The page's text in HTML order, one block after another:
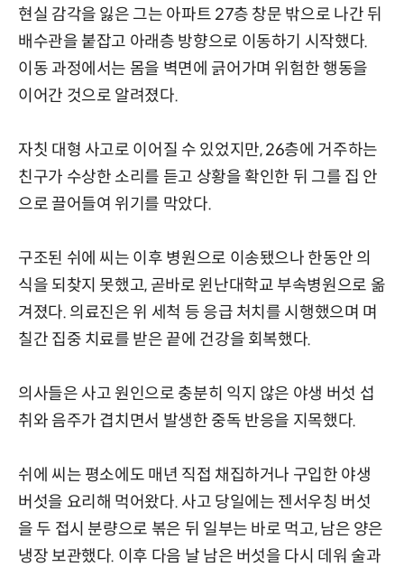
현실 감각을 잃은 그는 아파트 27층 창문 밖으로 나간 뒤
배수관을 붙잡고 아래층 방향으로 이동하기 시작했다.
이동 과정에서는 몸을 벽면에 긁어가며 위험한 행동을
이어간 것으로 알려졌다.
자칫 대형 사고로 이어질 수 있었지만, 26층에 거주하는
친구가 수상한 소리를 듣고 상황을 확인한 뒤 그를 집 안
으로 끌어들여 위기를 막았다.
구조된 쉬에 씨는 이후 병원으로 이송됐으나 한동안 의
식을 되찾지 못했고, 곧바로 윈난대학교 부속병원으로 옮
겨졌다. 의료진은 위 세척 등 응급 처치를 시행했으며 며
칠간 집중 치료를 받은 끝에 건강을 회복했다.
의사들은 사고 원인으로 충분히 익지 않은 야생 버섯 섭
취와 음주가 겹치면서 발생한 중독 반응을 지목했다.
쉬에 씨는 평소에도 매년 직접 채집하거나 구입한 야생
버섯을 요리해 먹어왔다. 사고 당일에는 젠서우칭 버섯
을 두 접시 분량으로 볶은 뒤 일부는 바로 먹고, 남은 양은
냉장 보관했다. 이후 다음 날 남은 버섯을 다시 데워 술과